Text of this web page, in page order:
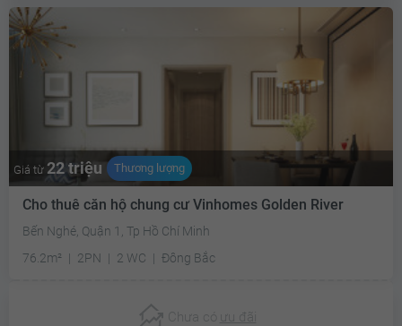
Giá từ 22 triệu Thương lượng
Cho thuê căn hộ chung cư Vinhomes Golden River
Bến Nghé, Quận 1, Tp Hồ Chí Minh
76.2m²
2PN 2 WC Đông Bắc
Chưa có ưu đãi